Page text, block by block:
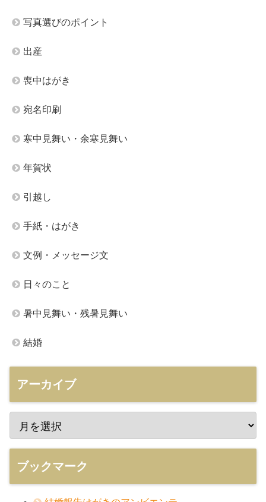
写真選びのポイント
出産
喪中はがき
宛名印刷
寒中見舞い・余寒見舞い
年賀状
引越し
手紙・はがき
文例・メッセージ文
日々のこと
暑中見舞い・残暑見舞い
結婚
アーカイブ
ブックマーク